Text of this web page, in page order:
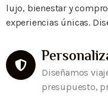
lujo, bienestar y
experiencias únicas.
Diseñamos
presupuesto,